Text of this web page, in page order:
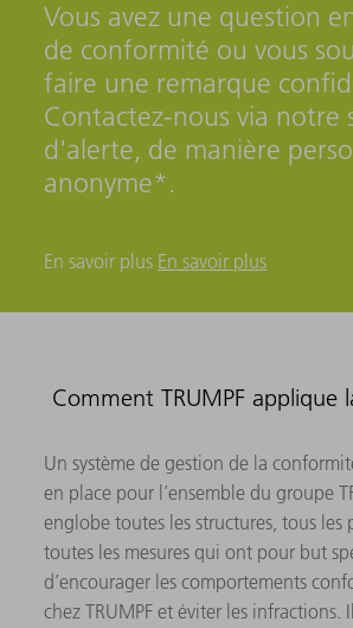
Vous avez une question
de conformité ou vous
faire une remarque
Contactez-nous via notre
d'alerte, de manière
anonyme*.
En savoir plus En savoir plus
Comment TRUMPF applique
Un système de gestion de la
en place pour l’ensemble du groupe
englobe toutes les structures, tous les
toutes les mesures qui ont pour but
d’encourager les comportements
chez TRUMPF et éviter les infractions.